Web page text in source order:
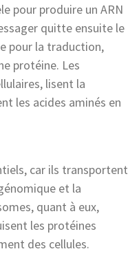
pour produire un ARN
quitte ensuite le
pour la traduction,
protéine. Les
lisent la
les acides aminés en
car ils transportent
et la
quant à eux,
les protéines
des cellules.